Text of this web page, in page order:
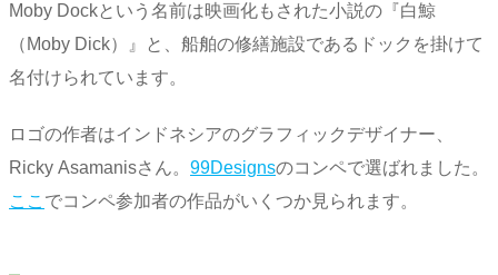
Moby Dockという名前は映画化もされた小説の『白鯨
（Moby Dick）』と、船舶の修繕施設であるドックを掛けて
名付けられています。
ロゴの作者はインドネシアのグラフィックデザイナー、
Ricky Asamanisさん。 99Designsのコンペで選ばれました。
ここ でコンペ参加者の作品がいくつか見られます。